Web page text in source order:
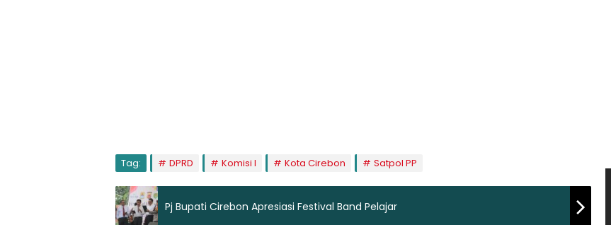
Tag: DPRD Komisi I Kota Cirebon Satpol PP
Pj Bupati Cirebon Apresiasi Festival Band Pelajar